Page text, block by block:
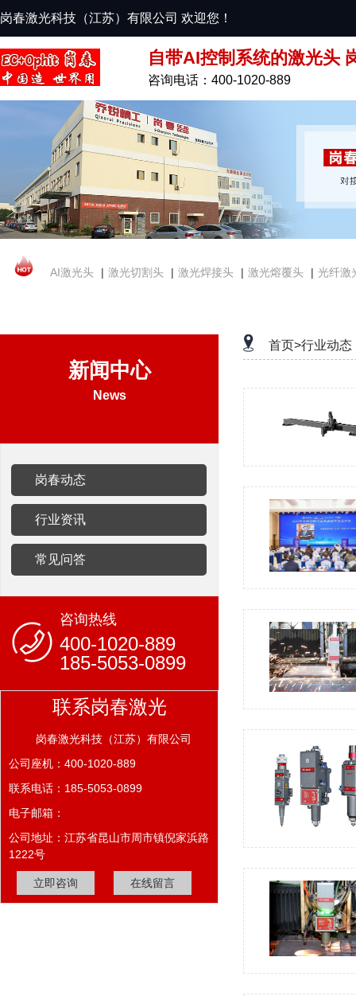
岗春激光科技（江苏）有限公司 欢迎您！
自带AI控制系统的激光头
咨询电话：400-1020-889
AI激光头 | 激光切割头 | 激光焊接头 | 激光熔覆头 | 光纤激
新闻中心
News
岗春动态
行业资讯
常见问答
咨询热线
400-1020-889
185-5053-0899
联系岗春激光
岗春激光科技（江苏）有限公司
公司座机：400-1020-889
联系电话：185-5053-0899
电子邮箱：
公司地址：江苏省昆山市周市镇倪家浜路
1222号
立即咨询 在线留言
首页>行业动态